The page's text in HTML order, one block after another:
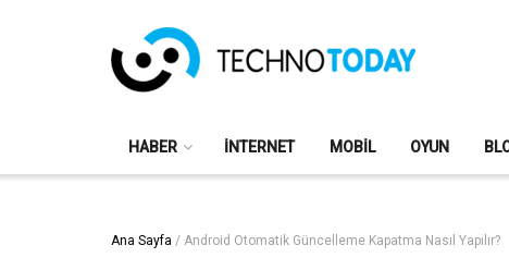
HABER İNTERNET MOBIL OYUN
Ana Sayfa / Android Otomatik Güncelleme Kapatma Nasıl Yapılır?